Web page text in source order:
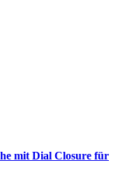
mit Dial Closure für